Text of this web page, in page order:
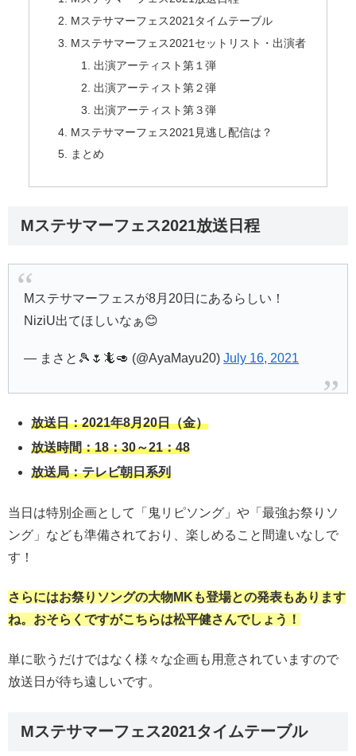
Mステサマーフェス2021タイムテーブル
Mステサマーフェス2021セットリスト・出演者
出演アーティスト第１弾
出演アーティスト第２弾
出演アーティスト第３弾
Mステサマーフェス2021見逃し配信は？
まとめ
Mステサマーフェス2021放送日程
Mステサマーフェスが8月20日にあるらしい！
NiziU出てほしいなぁ😊
— まさと🎾🌷🦎🥑 (@AyaMayu20)July 16, 2021
放送日：2021年8月20日（金）
放送時間：18：30～21：48
放送局：テレビ朝日系列
当日は特別企画として「鬼リピソング」や「最強お祭りソ
ング」なども準備されており、楽しめること間違いなしで
す！
さらにはお祭りソングの大物MKも登場との発表もあります
ね。おそらくですがこちらは松平健さんでしょう！
単に歌うだけではなく様々な企画も用意されていますので
放送日が待ち遠しいです。
Mステサマーフェス2021タイムテーブル